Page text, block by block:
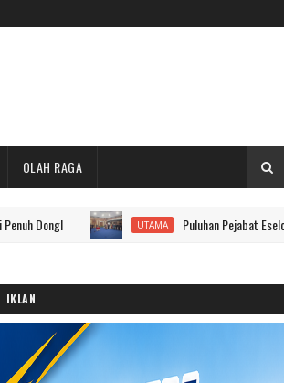
OLAH RAGA
UTAMA Puluhan Pejabat Eselon II hingga
IKLAN